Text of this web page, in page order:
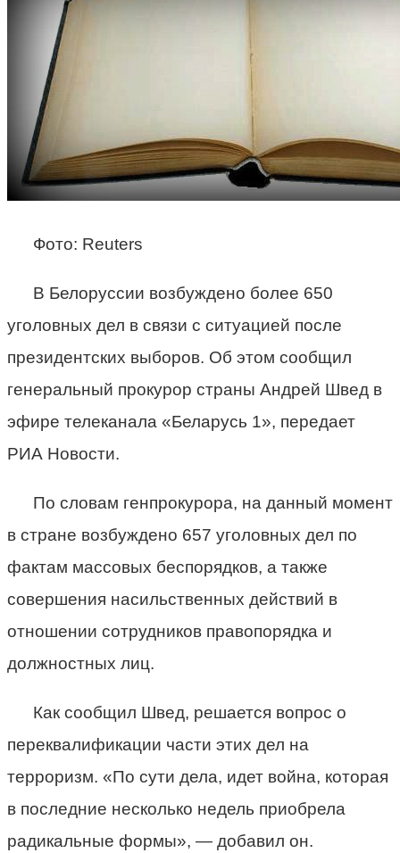
Фото: Reuters
В Белоруссии возбуждено более 650
уголовных дел в связи с ситуацией после
президентских выборов. Об этом сообщил
генеральный прокурор страны Андрей Швед в
эфире телеканала «Беларусь 1», передает
РИА Новости.
По словам генпрокурора, на данный момент
в стране возбуждено 657 уголовных дел по
фактам массовых беспорядков, а также
совершения насильственных действий в
отношении сотрудников правопорядка и
должностных лиц.
Как сообщил Швед, решается вопрос о
переквалификации части этих дел на
терроризм. «По сути дела, идет война, которая
в последние несколько недель приобрела
радикальные формы», — добавил он.